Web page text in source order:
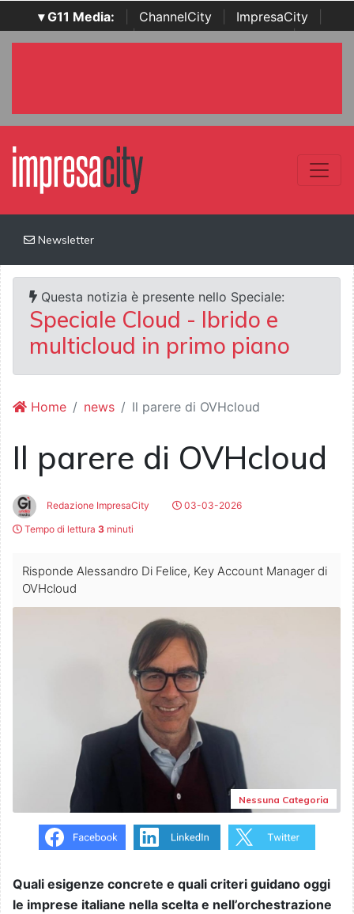
▾ G11 Media: ChannelCity ImpresaCity
SecurityOpenLab | Italian Channel Awards | Italian
Newsletter
Questa notizia è presente nello Speciale:
Speciale Cloud - Ibrido e
multicloud in primo piano
Home news Il parere di OVHcloud
Il parere di OVHcloud
Redazione ImpresaCity
03-03-2026
Tempo di lettura 3 minuti
Risponde Alessandro Di Felice, Key Account Manager di
OVHcloud
Nessuna Categoria
Quali esigenze concrete e quali criteri guidano oggi
le imprese italiane nella scelta e nell’orchestrazione